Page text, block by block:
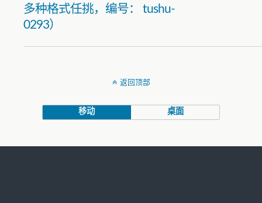
多种格式任挑，编号： tushu-
0293）
返回顶部
移动 桌面